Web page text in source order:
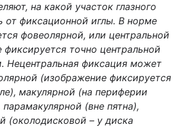
на какой участок глазного
от фиксационной иглы. В норме
фовеолярной, или центральной
точно центральной
Нецентральная фиксация может
(изображение фиксируется
макулярной (на периферии
(вне пятна),
(околодисковой – у диска